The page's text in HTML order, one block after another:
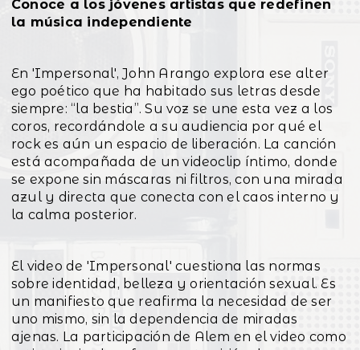
Conoce a los jóvenes artistas que redefinen
la música independiente
En 'Impersonal', John Arango explora ese alter
ego poético que ha habitado sus letras desde
siempre: “la bestia”. Su voz se une esta vez a los
coros, recordándole a su audiencia por qué el
rock es aún un espacio de liberación. La canción
está acompañada de un videoclip íntimo, donde
se expone sin máscaras ni filtros, con una mirada
azul y directa que conecta con el caos interno y
la calma posterior.
El video de 'Impersonal' cuestiona las normas
sobre identidad, belleza y orientación sexual. Es
un manifiesto que reafirma la necesidad de ser
uno mismo, sin la dependencia de miradas
ajenas. La participación de Alem en el video como